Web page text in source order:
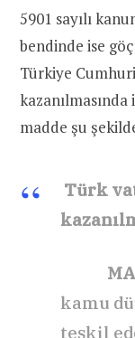
5901 sayılı
bendinde ise
Türkiye
madde şu
Türk
kamu
teşkil